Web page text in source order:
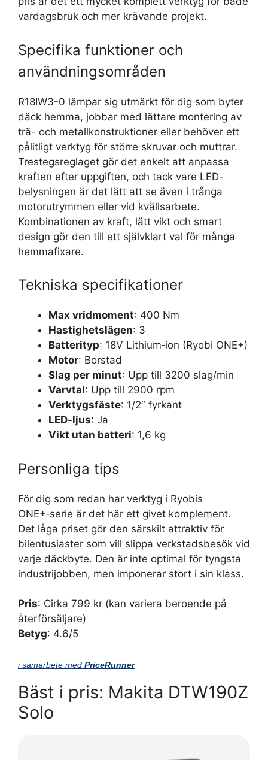
vardagsbruk och mer krävande projekt.
Specifika funktioner och
användningsområden
R18IW3-0 lämpar sig utmärkt för dig som byter
däck hemma, jobbar med lättare montering av
trä- och metallkonstruktioner eller behöver ett
pålitligt verktyg för större skruvar och muttrar.
Trestegsreglaget gör det enkelt att anpassa
kraften efter uppgiften, och tack vare LED-
belysningen är det lätt att se även i trånga
motorutrymmen eller vid kvällsarbete.
Kombinationen av kraft, lätt vikt och smart
design gör den till ett självklart val för många
hemmafixare.
Tekniska specifikationer
Max vridmoment: 400 Nm
Hastighetslägen: 3
Batterityp: 18V Lithium‑ion (Ryobi ONE+)
Motor: Borstad
Slag per minut: Upp till 3200 slag/min
Varvtal: Upp till 2900 rpm
Verktygsfäste: 1/2″ fyrkant
LED-ljus: Ja
Vikt utan batteri: 1,6 kg
Personliga tips
För dig som redan har verktyg i Ryobis
ONE+‑serie är det här ett givet komplement.
Det låga priset gör den särskilt attraktiv för
bilentusiaster som vill slippa verkstadsbesök vid
varje däckbyte. Den är inte optimal för tyngsta
industrijobben, men imponerar stort i sin klass.
Pris: Cirka 799 kr (kan variera beroende på
återförsäljare)
Betyg: 4.6/5
i samarbete med PriceRunner
Bäst i pris: Makita DTW190Z
Solo